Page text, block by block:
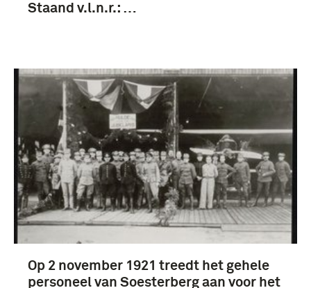
Meer
Staand v.l.n.r.: …
Op 2 november 1921 treedt het gehele
personeel van Soesterberg aan voor het